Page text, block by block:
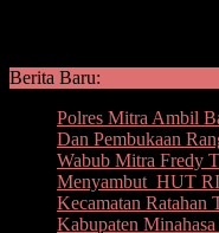
Berita Baru:
Polres Mitra Ambil
Dan Pembukaan
Wabub Mitra Fredy
Menyambut HUT
Kecamatan Ratahan
Kabupaten Minahasa